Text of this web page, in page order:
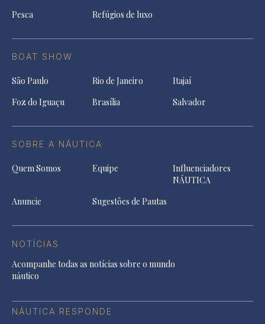
Pesca
Refúgios de luxo
BOAT SHOW
São Paulo Rio de Janeiro
Itajaí
Foz do Iguaçu
Brasília Salvador
SOBRE A NÁUTICA
Quem Somos Equipe
Influenciadores
NÁUTICA
Anuncie
Sugestões de Pautas
NOTÍCIAS
Acompanhe todas as notícias sobre o mundo
náutico
NÁUTICA RESPONDE